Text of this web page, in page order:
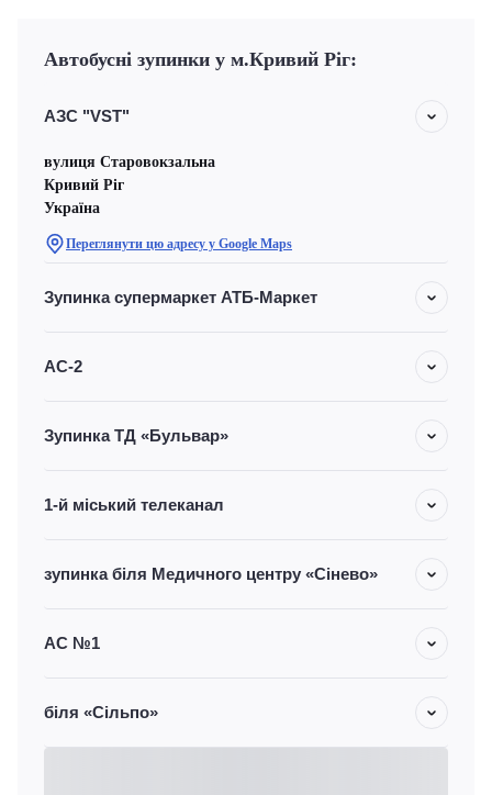
Автобусні зупинки у м.Кривий Ріг:
АЗС "VST"
вулиця Старовокзальна
Кривий Ріг
Україна
Переглянути цю адресу у Google Maps
Зупинка супермаркет АТБ-Маркет
АС-2
Зупинка ТД «Бульвар»
1-й міський телеканал
зупинка біля Медичного центру «Сінево»
АС №1
біля «Сільпо»